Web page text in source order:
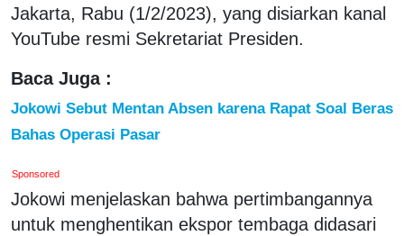
Jakarta, Rabu (1/2/2023), yang disiarkan kanal
YouTube resmi Sekretariat Presiden.
Baca Juga :
Jokowi Sebut Mentan Absen karena Rapat Soal Beras
Bahas Operasi Pasar
Sponsored
Jokowi menjelaskan bahwa pertimbangannya
untuk menghentikan ekspor tembaga didasari